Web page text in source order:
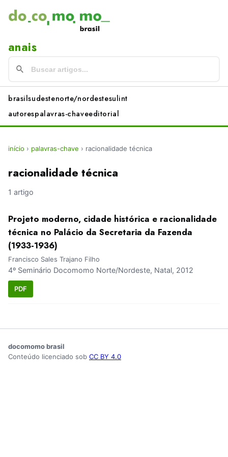
anais
brasilsudestenorte/nordestesulint
autorespalavras-chaveeditorial
início › palavras-chave › racionalidade técnica
racionalidade técnica
1 artigo
Projeto moderno, cidade histórica e racionalidade
técnica no Palácio da Secretaria da Fazenda
(1933-1936)
Francisco Sales Trajano Filho
4º Seminário Docomomo Norte/Nordeste, Natal, 2012
PDF
docomomo brasil
Conteúdo licenciado sob CC BY 4.0